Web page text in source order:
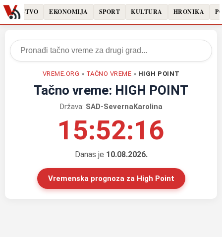
DRUŠTVO EKONOMIJA SPORT KULTURA HRONIKA
VREME.ORG » TAČNO VREME » HIGH POINT
Tačno vreme: HIGH POINT
Država: SAD-SevernaKarolina
15:52:16
Danas je 10.08.2026.
Vremenska prognoza za High Point